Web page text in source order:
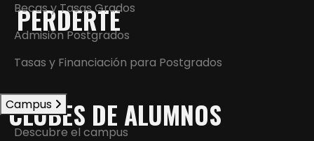
Becas y Tasas Grados
Admisión Postgrados
Tasas y Financiación para Postgrados
Campus
Descubre el campus
PERDERTE
CLUBES DE ALUMNOS